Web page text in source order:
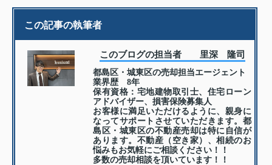
この記事の執筆者
このブログの担当者 里深 隆司
都島区・城東区の売却担当エージェント
業界歴 8年
保有資格：宅地建物取引士、住宅ローン
アドバイザー、損害保険募集人
お客様に満足いただけるように、親身に
なってサポートさせていただきます。都
島区・城東区の不動産売却は特に自信が
あります。不動産（空き家）、相続のお
悩みもお気軽にご相談ください！！
多数の売却相談を頂いています！！